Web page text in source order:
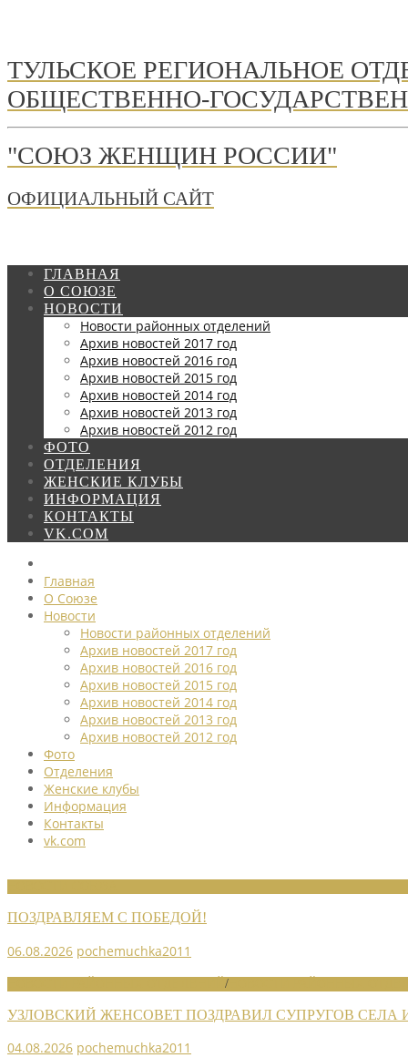
ТУЛЬСКОЕ РЕГИОНАЛЬНОЕ
ОБЩЕСТВЕННО-
"СОЮЗ ЖЕНЩИН РОССИИ"
ОФИЦИАЛЬНЫЙ САЙТ
ГЛАВНАЯ
О СОЮЗЕ
НОВОСТИ
Новости районных отделений
Архив новостей 2017 год
Архив новостей 2016 год
Архив новостей 2015 год
Архив новостей 2014 год
Архив новостей 2013 год
Архив новостей 2012 год
ФОТО
ОТДЕЛЕНИЯ
ЖЕНСКИЕ КЛУБЫ
ИНФОРМАЦИЯ
КОНТАКТЫ
VK.COM
Главная
О Союзе
Новости
Новости районных отделений
Архив новостей 2017 год
Архив новостей 2016 год
Архив новостей 2015 год
Архив новостей 2014 год
Архив новостей 2013 год
Архив новостей 2012 год
Фото
Отделения
Женские клубы
Информация
Контакты
vk.com
ПОЗДРАВЛЯЕМ С ПОБЕДОЙ!
06.08.2026 pochemuchka2011
/
УЗЛОВСКИЙ ЖЕНСОВЕТ ПОЗДРАВИЛ СУПРУГОВ СЕЛА
04.08.2026 pochemuchka2011